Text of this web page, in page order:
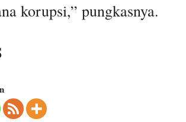
korupsi,” pungkasnya.